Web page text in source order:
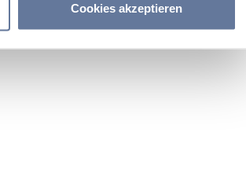
Cookies akzeptieren